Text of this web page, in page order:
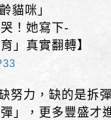
貓咪」
！她寫下-
」真實翻轉】
努力，缺的是拆
」，更多豐盛才